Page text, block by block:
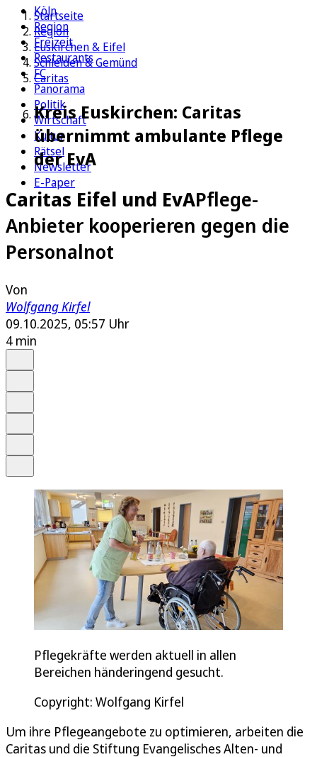
Köln
Region
Freizeit
Restaurants
FC
Panorama
Politik
Wirtschaft
Kultur
Rätsel
Newsletter
E-Paper
Startseite
Region
Euskirchen & Eifel
Schleiden & Gemünd
Caritas
Kreis Euskirchen: Caritas
übernimmt ambulante Pflege
der EvA
Caritas Eifel und EvAPflege-
Anbieter kooperieren gegen die
Personalnot
Von
Wolfgang Kirfel
09.10.2025, 05:57 Uhr
4 min
Pflegekräfte werden aktuell in allen
Bereichen händeringend gesucht.
Copyright: Wolfgang Kirfel
Um ihre Pflegeangebote zu optimieren, arbeiten die
Caritas und die Stiftung Evangelisches Alten- und